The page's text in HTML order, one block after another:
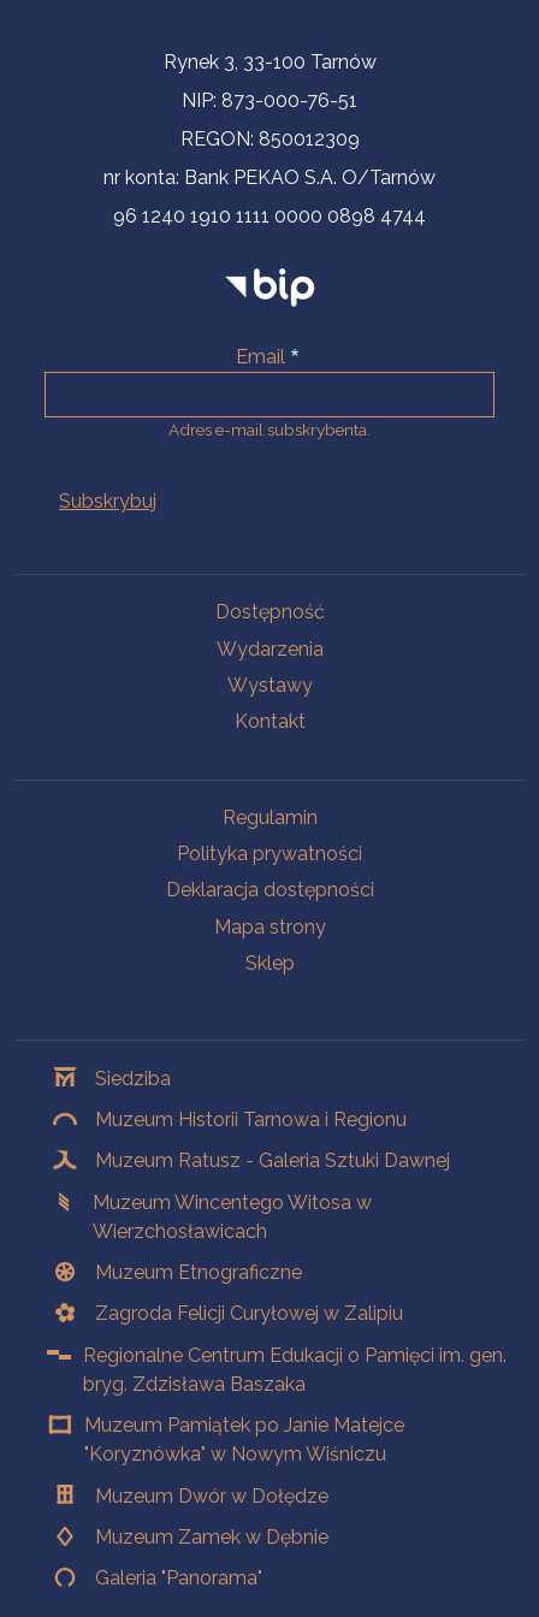
Informacje kontaktoweRynek 3, 33-100 Tarnów
NIP: 873-000-76-51
REGON: 850012309
nr konta: Bank PEKAO S.A. O/Tarnów
96 1240 1910 1111 0000 0898 4744
Email
Adres e-mail subskrybenta.
Dostępność
Wydarzenia
Wystawy
Kontakt
Regulamin
Polityka prywatności
Deklaracja dostępności
Mapa strony
Sklep
Siedziba
Muzeum Historii Tarnowa i Regionu
Muzeum Ratusz - Galeria Sztuki Dawnej
Muzeum Wincentego Witosa w
Wierzchosławicach
Muzeum Etnograficzne
Zagroda Felicji Curyłowej w Zalipiu
Regionalne Centrum Edukacji o Pamięci im. gen.
bryg. Zdzisława Baszaka
Muzeum Pamiątek po Janie Matejce
"Koryznówka" w Nowym Wiśniczu
Muzeum Dwór w Dołędze
Muzeum Zamek w Dębnie
Galeria "Panorama"